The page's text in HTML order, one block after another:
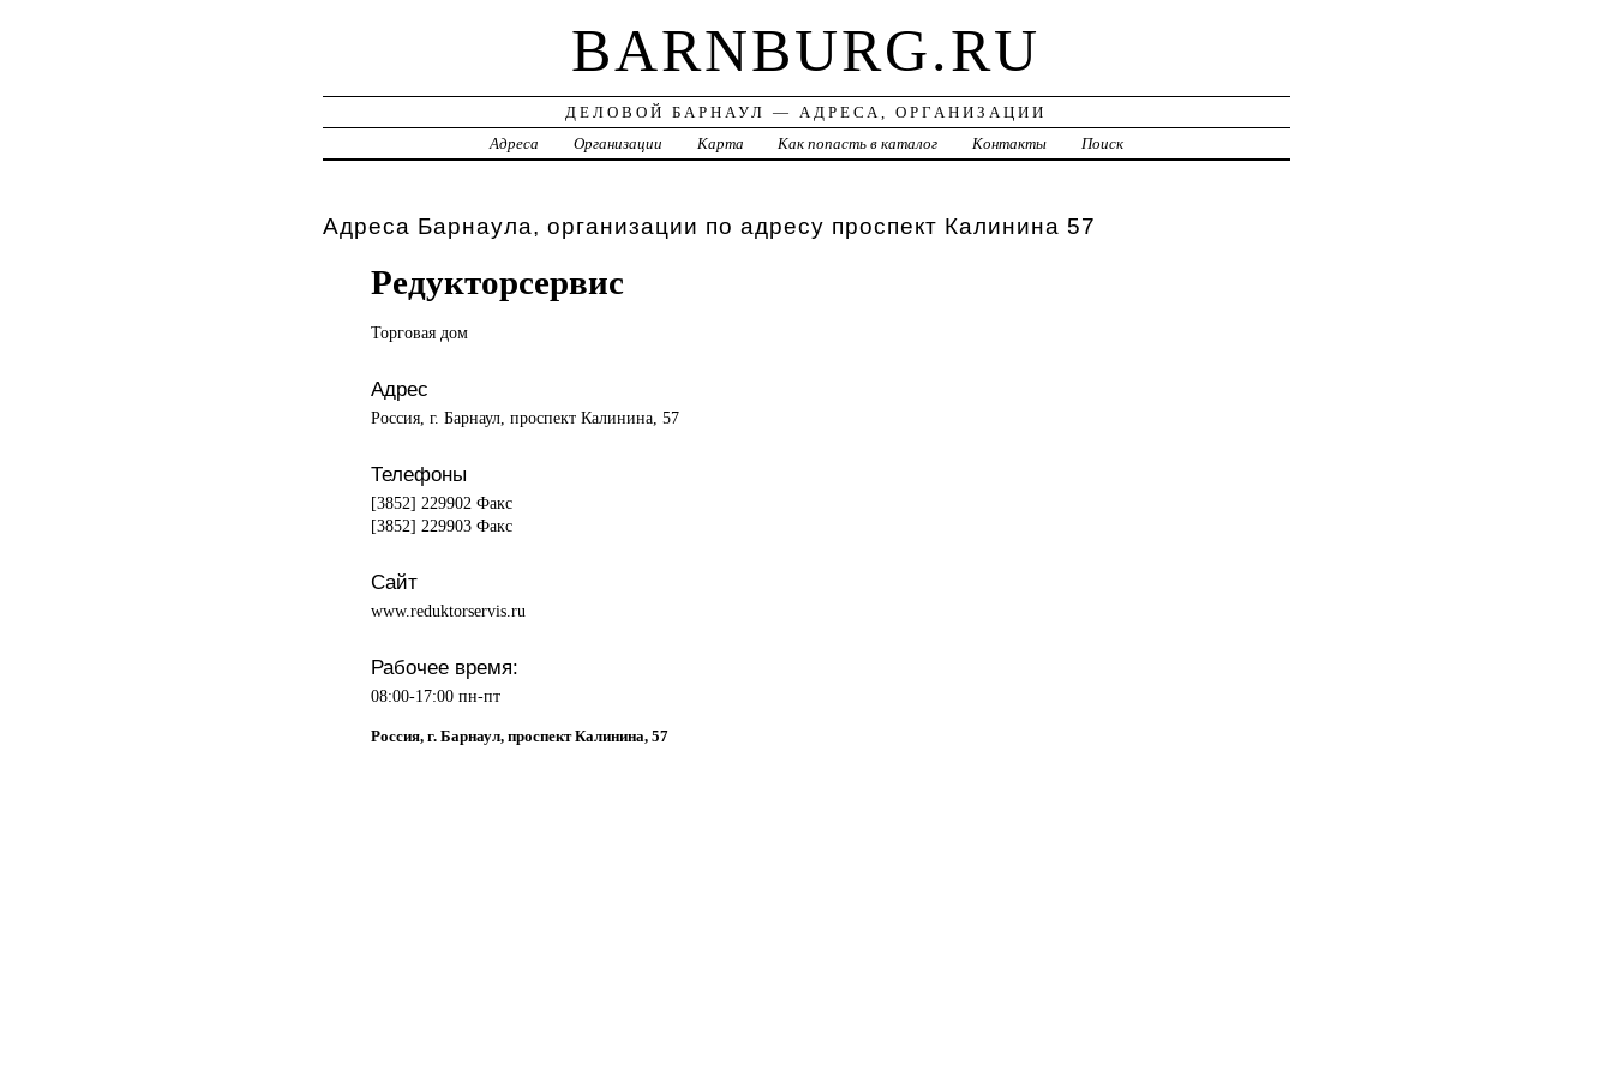
BARNBURG.RU
ДЕЛОВОЙ БАРНАУЛ — АДРЕСА, ОРГАНИЗАЦИИ
Адреса
Организации Карта Как попасть в каталог Контакты Поиск
Адреса Барнаула, организации по адресу проспект Калинина 57
Редукторсервис
Торговая дом
Адрес
Россия, г. Барнаул, проспект Калинина, 57
Телефоны
[3852] 229902 Факс
[3852] 229903 Факс
Сайт
www.reduktorservis.ru
Рабочее время:
08:00-17:00 пн-пт
Россия, г. Барнаул, проспект Калинина, 57